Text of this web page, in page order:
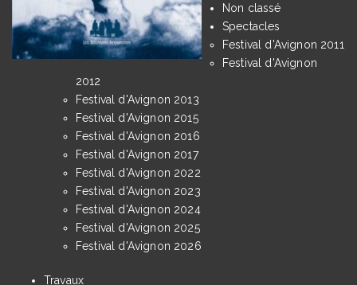
Non classé
Spectacles
Festival d'Avignon 2011
Festival d'Avignon
2012
Festival d'Avignon 2013
Festival d'Avignon 2015
Festival d'Avignon 2016
Festival d'Avignon 2017
Festival d'Avignon 2022
Festival d'Avignon 2023
Festival d'Avignon 2024
Festival d'Avignon 2025
Festival d'Avignon 2026
Travaux